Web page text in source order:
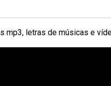
mp3, letras de músicas e